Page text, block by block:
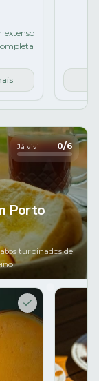
extenso
Já vivi 0/6
Porto
turbinados de